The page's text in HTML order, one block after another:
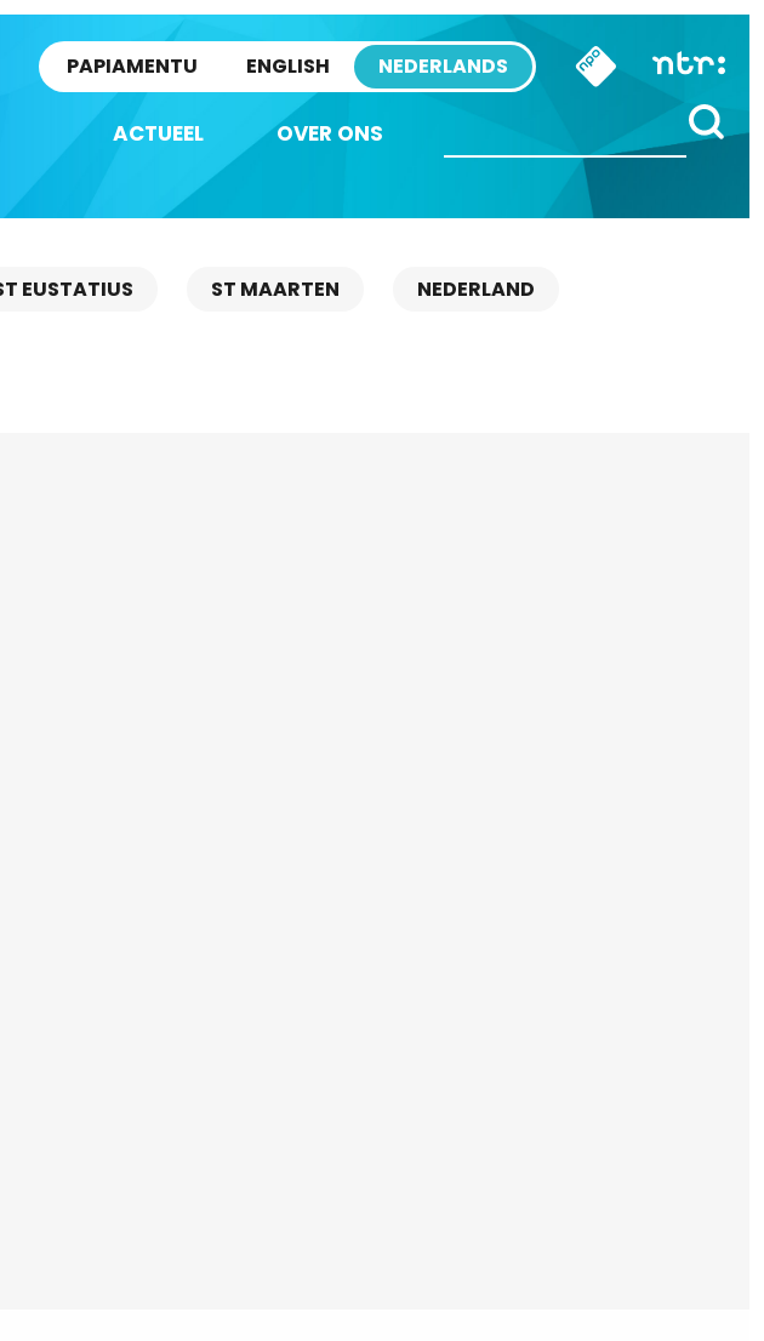
PAPIAMENTU ENGLISH NEDERLANDS
ACTUEEL OVER ONS
EUSTATIUS ST MAARTEN NEDERLAND